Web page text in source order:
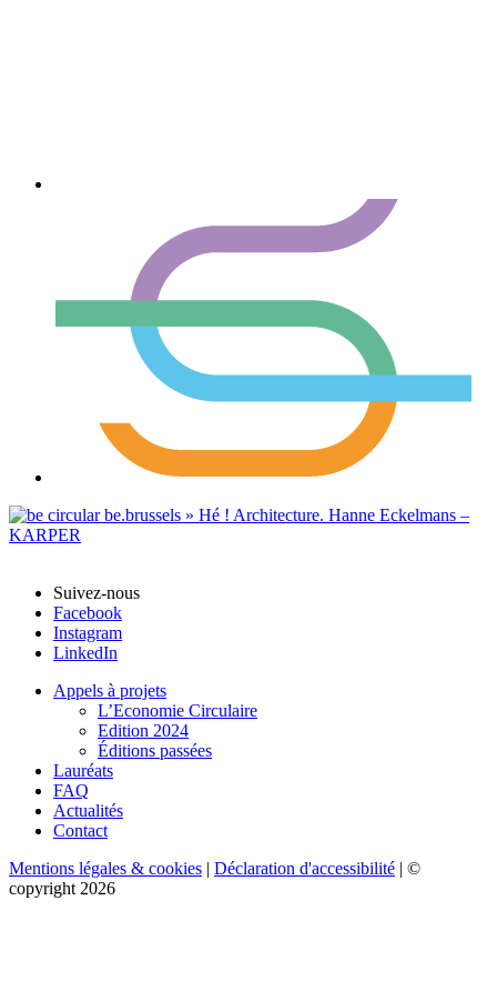
Suivez-nous
Facebook
Instagram
LinkedIn
Appels à projets
L’Economie Circulaire
Edition 2024
Éditions passées
Lauréats
FAQ
Actualités
Contact
Mentions légales & cookies | Déclaration d'accessibilité | ©
copyright 2026